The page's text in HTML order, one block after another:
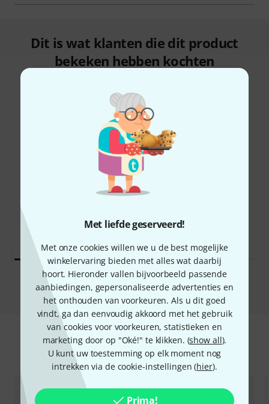
Met liefde geserveerd!
Met onze cookies willen we u de best mogelijke
winkelervaring bieden met alles wat daarbij
hoort. Hieronder vallen bijvoorbeeld passende
aanbiedingen, gepersonaliseerde advertenties en
het onthouden van voorkeuren. Als u dit goed
vindt, ga dan eenvoudig akkoord met het gebruik
van cookies voor voorkeuren, statistieken en
marketing door op "Oké!" te klikken. (show all).
U kunt uw toestemming op elk moment nog
intrekken via de cookie-instellingen (hier).
Prima!
Dit is wat klanten die dit product
bekeken hebben kochten
59%
€ 1.299
Studio Camera 4K G2
Vergelijken
Accessoires & verwante producten